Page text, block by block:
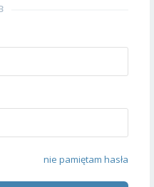
nie pamiętam hasła